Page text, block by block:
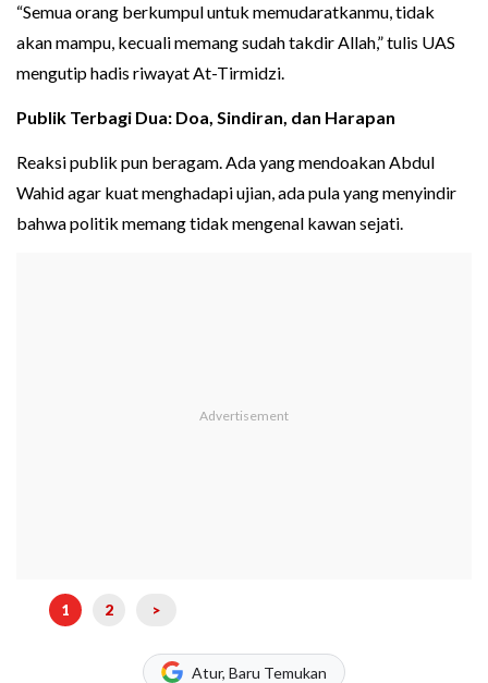
“Semua orang berkumpul untuk memudaratkanmu, tidak
akan mampu, kecuali memang sudah takdir Allah,” tulis UAS
mengutip hadis riwayat At-Tirmidzi.
Publik Terbagi Dua: Doa, Sindiran, dan Harapan
Reaksi publik pun beragam. Ada yang mendoakan Abdul
Wahid agar kuat menghadapi ujian, ada pula yang menyindir
bahwa politik memang tidak mengenal kawan sejati.
1 2 >
Atur, Baru Temukan